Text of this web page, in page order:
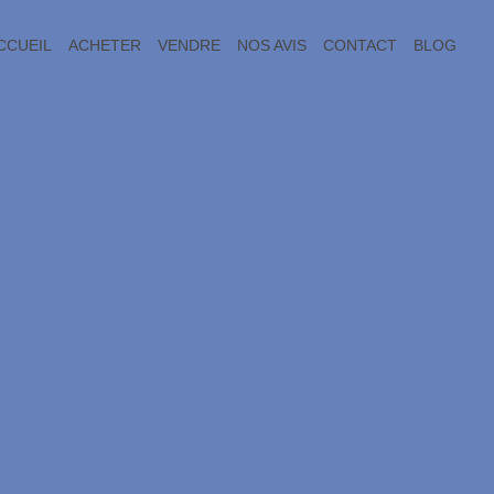
ACHETER VENDRE NOS AVIS CONTACT BLOG